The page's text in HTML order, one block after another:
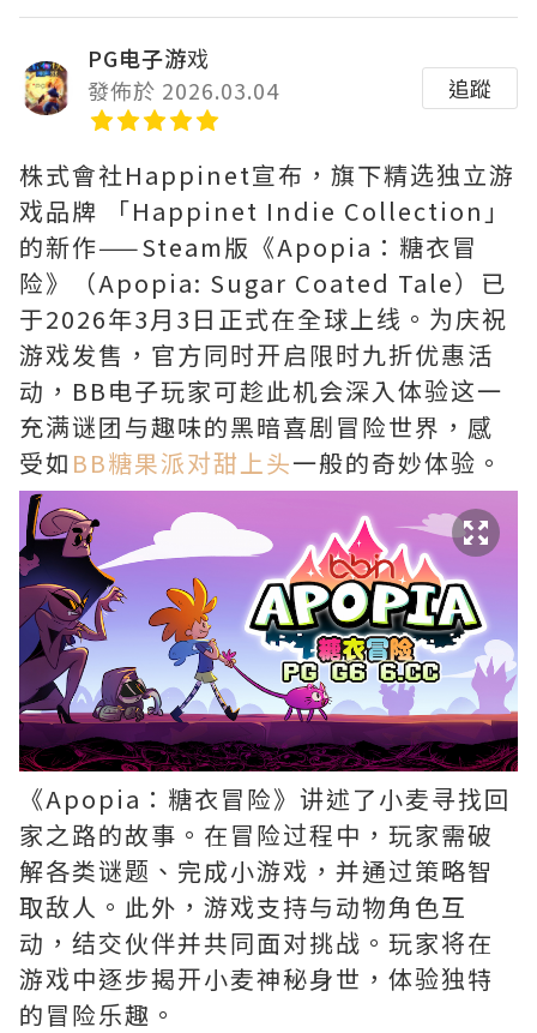
PG电子游戏
發佈於 2026.03.04
追蹤
株式會社Happinet宣布，旗下精选独立游
戏品牌 「Happinet Indie Collection」
的新作——Steam版《Apopia：糖衣冒
险》（Apopia: Sugar Coated Tale）已
于2026年3月3日正式在全球上线。为庆祝
游戏发售，官方同时开启限时九折优惠活
动，BB电子玩家可趁此机会深入体验这一
充满谜团与趣味的黑暗喜剧冒险世界，感
受如 BB糖果派对甜上头一般的奇妙体验。
《Apopia：糖衣冒险》讲述了小麦寻找回
家之路的故事。在冒险过程中，玩家需破
解各类谜题、完成小游戏，并通过策略智
取敌人。此外，游戏支持与动物角色互
动，结交伙伴并共同面对挑战。玩家将在
游戏中逐步揭开小麦神秘身世，体验独特
的冒险乐趣。